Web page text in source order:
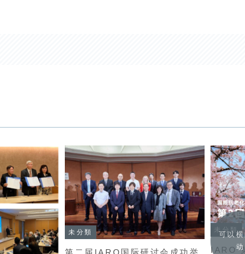
未分類 未分類
IARO
可以
动